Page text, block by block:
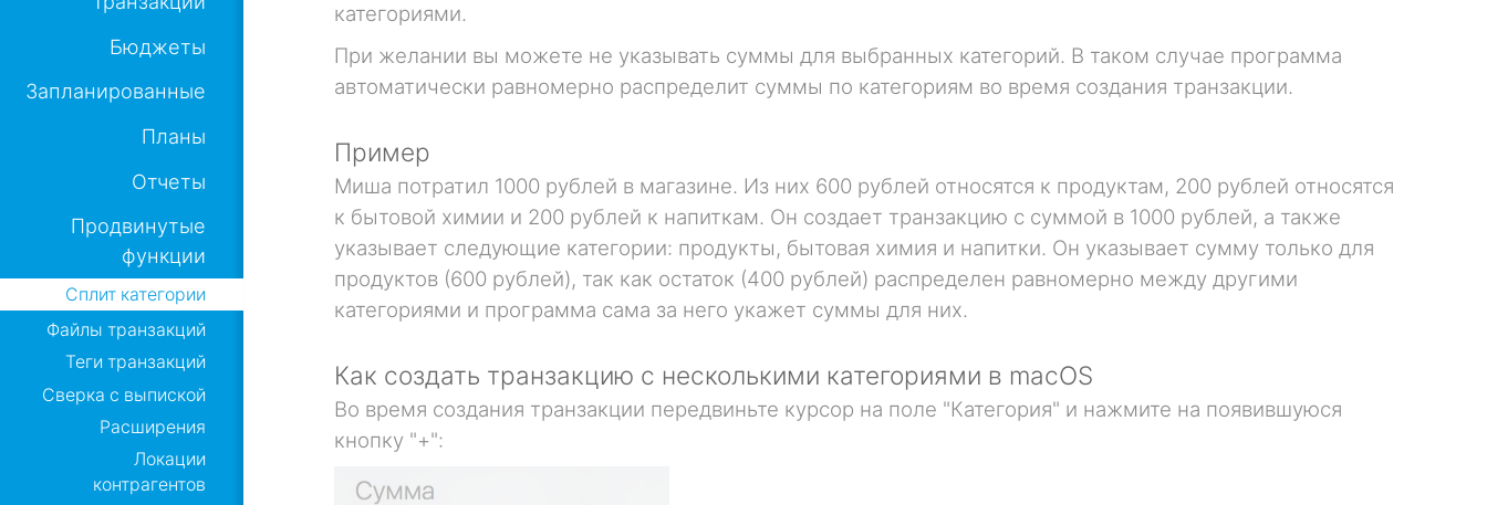
Бюджеты
Запланированные
Планы
Отчеты
Продвинутые
функции
Сплит категории
Файлы транзакций
Теги транзакций
Сверка с выпиской
Расширения
Локации
контрагентов
категориями.
При желании вы можете не указывать суммы для выбранных категорий. В таком случае программа
автоматически равномерно распределит суммы по категориям во время создания транзакции.
Пример
Миша потратил 1000 рублей в магазине. Из них 600 рублей относятся к продуктам, 200 рублей относятся
к бытовой химии и 200 рублей к напиткам. Он создает транзакцию с суммой в 1000 рублей, а также
указывает следующие категории: продукты, бытовая химия и напитки. Он указывает сумму только для
продуктов (600 рублей), так как остаток (400 рублей) распределен равномерно между другими
категориями и программа сама за него укажет суммы для них.
Как создать транзакцию с несколькими категориями в macOS
Во время создания транзакции передвиньте курсор на поле "Категория" и нажмите на появившуюся
кнопку "+":